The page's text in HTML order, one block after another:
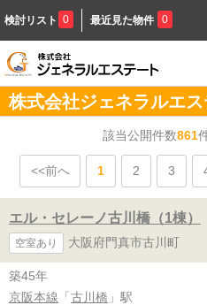
検討リスト 0 最近見た物件 0
株式会社ジェネラルエ
該当公開件数861
<<前へ 1 2 3
エル・セレーノ古川橋（1棟）
空室あり 大阪府門真市古川町
築45年
京阪本線 「 古川橋 」駅